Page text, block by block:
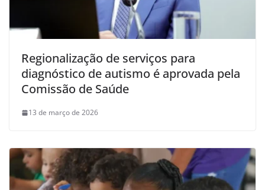
Regionalização de serviços para
diagnóstico de autismo é aprovada pela
Comissão de Saúde
13 de março de 2026